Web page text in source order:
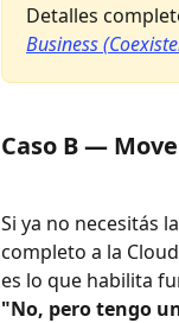
Detalles
Business
Caso B —
Si ya no necesitás
completo a la
es lo que habilita
"No, pero tengo